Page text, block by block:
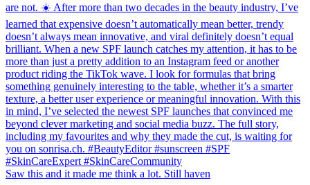
Saw this and it made me think a lot. Still haven